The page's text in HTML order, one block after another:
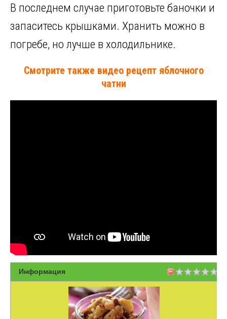
В последнем случае приготовьте баночки и
запаситесь крышками. Хранить можно в
погребе, но лучше в холодильнике.
Смотрите также видео рецепт яблочного
чатни
Информация